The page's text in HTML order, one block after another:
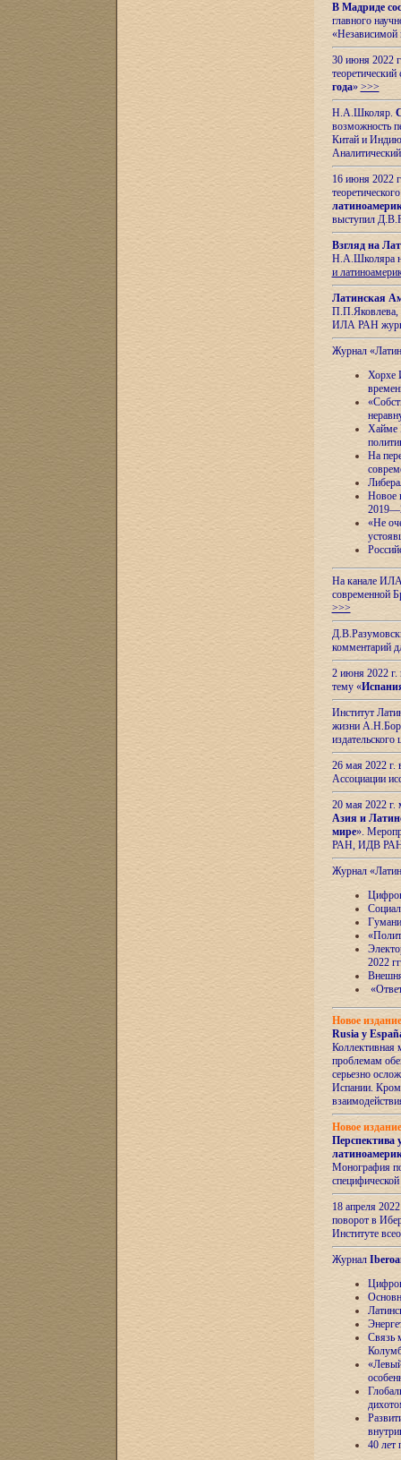
В Мадриде
главного
«Независимой
30 июня 2022
года» >>>
Н.А.Школяр.
возможность
Китай и
16 июня 2022
выступил
Взгляд на
Н.А.Школяра
и
Латинская
П.П.Яковлева,
ИЛА РАН
Журнал
Хорхе
Хайме
На
Новое
«Не
На канале ИЛА
современной
>>>
комментарий
2 июня 2022 г.
тему «
Институт
жизни
26 мая 2022
Ассоциации
20 мая 2022
Азия и
мире».
РАН, ИДВ
Журнал
2022
Новое
Rusia y
Коллективная
проблемам
серьезно
Испании.
Новое
Перспектива
Монография
18 апреля
поворот в
Институте
Журнал
Связь
40 лет